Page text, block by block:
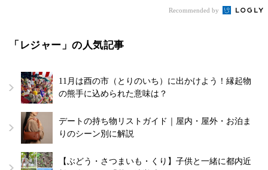
Recommended by
「レジャー」の人気記事
11月は酉の市（とりのいち）に出かけよう！縁起物
の熊手に込められた意味は？
デートの持ち物リストガイド｜屋内・屋外・お泊ま
りのシーン別に解説
【ぶどう・さつまいも・くり】子供と一緒に都内近